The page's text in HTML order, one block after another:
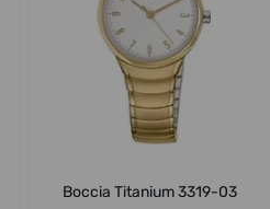
Boccia Titanium 3319-03